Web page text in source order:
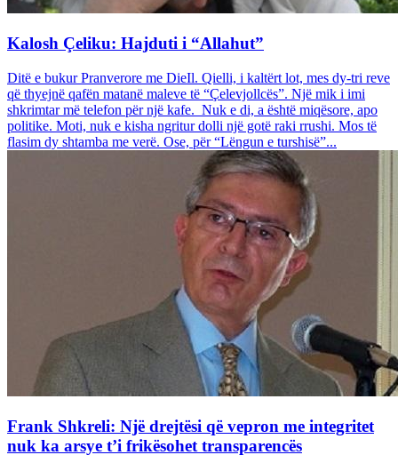
Kalosh Çeliku: Hajduti i “Allahut”
Ditë e bukur Pranverore me DieIl. Qielli, i kaltërt lot, mes dy-tri reve
që thyejnë qafën matanë maleve të “Çelevjollcës”. Një mik i imi
shkrimtar më telefon për një kafe. Nuk e di, a është miqësore, apo
politike. Moti, nuk e kisha ngritur dolli një gotë raki rrushi. Mos të
flasim dy shtamba me verë. Ose, për “Lëngun e turshisë”...
Frank Shkreli: Një drejtësi që vepron me integritet
nuk ka arsye t’i frikësohet transparencës